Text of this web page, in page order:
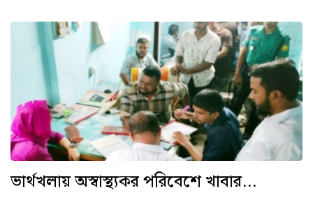
ভার্থখলায় অস্বাস্থ্যকর পরিবেশে খাবার...